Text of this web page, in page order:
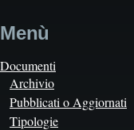
Menù
Documenti
Archivio
Pubblicati o Aggiornati
Tipologie